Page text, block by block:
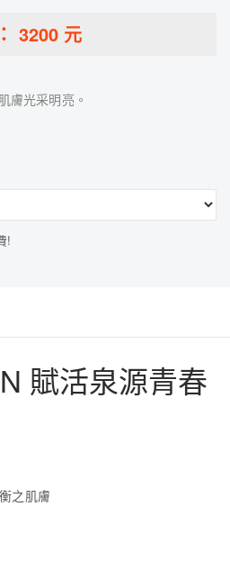
3200 元
膚光采明亮。
!
賦活泉源青春
之肌膚